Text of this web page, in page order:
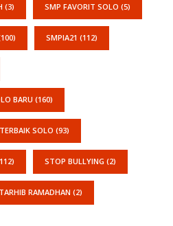
(3) SMP FAVORIT SOLO (5)
SMPIA21 (112)
BARU (160)
SOLO (93)
STOP BULLYING (2)
TARHIB RAMADHAN (2)